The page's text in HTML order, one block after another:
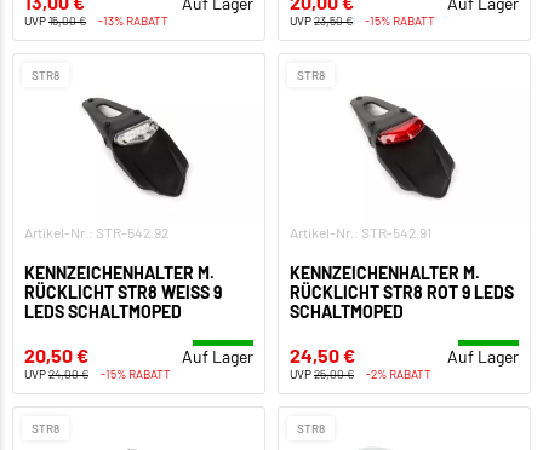
UVP15,00 € -13% RABATT UVP23,50 € -15% RABATT
STR8
Artikel-Nr.: STR-542.92
KENNZEICHENHALTER M.
RÜCKLICHT STR8 WEISS 9 L
EDS SCHALTMOPED
20,50 € Auf Lager
UVP24,00 € -15% RABATT
STR8
Artikel-Nr.: STR-542.91
KENNZEICHENHALTER M.
RÜCKLICHT STR8 ROT 9 LEDS
SCHALTMOPED
24,50 € Auf Lager
UVP25,00 € -2% RABATT
STR8 STR8